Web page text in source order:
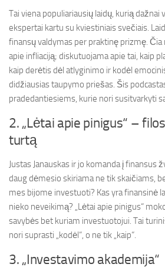
Tai viena populiariausių laidų, kurią dažnai
ekspertai kartu su kviestiniais svečiais.
finansų valdymas per praktinę prizmę.
apie infliaciją; diskutuojama apie tai, kaip
kaip derėtis dėl atlyginimo ir kodėl
didžiausias taupymo priešas. Šis
pradedantiesiems, kurie nori susitvarkyti
2. „Lėtai apie pinigus“ –
turtą
Justas Janauskas ir jo komanda į finansus
daug dėmesio skiriama ne tik skaičiams,
mes bijome investuoti? Kas yra finansinė
nieko neveikimą? „Lėtai apie pinigus“
savybės bet kuriam investuotojui. Tai
nori suprasti „kodėl“, o ne tik „kaip“.
3. „Investavimo akademija“